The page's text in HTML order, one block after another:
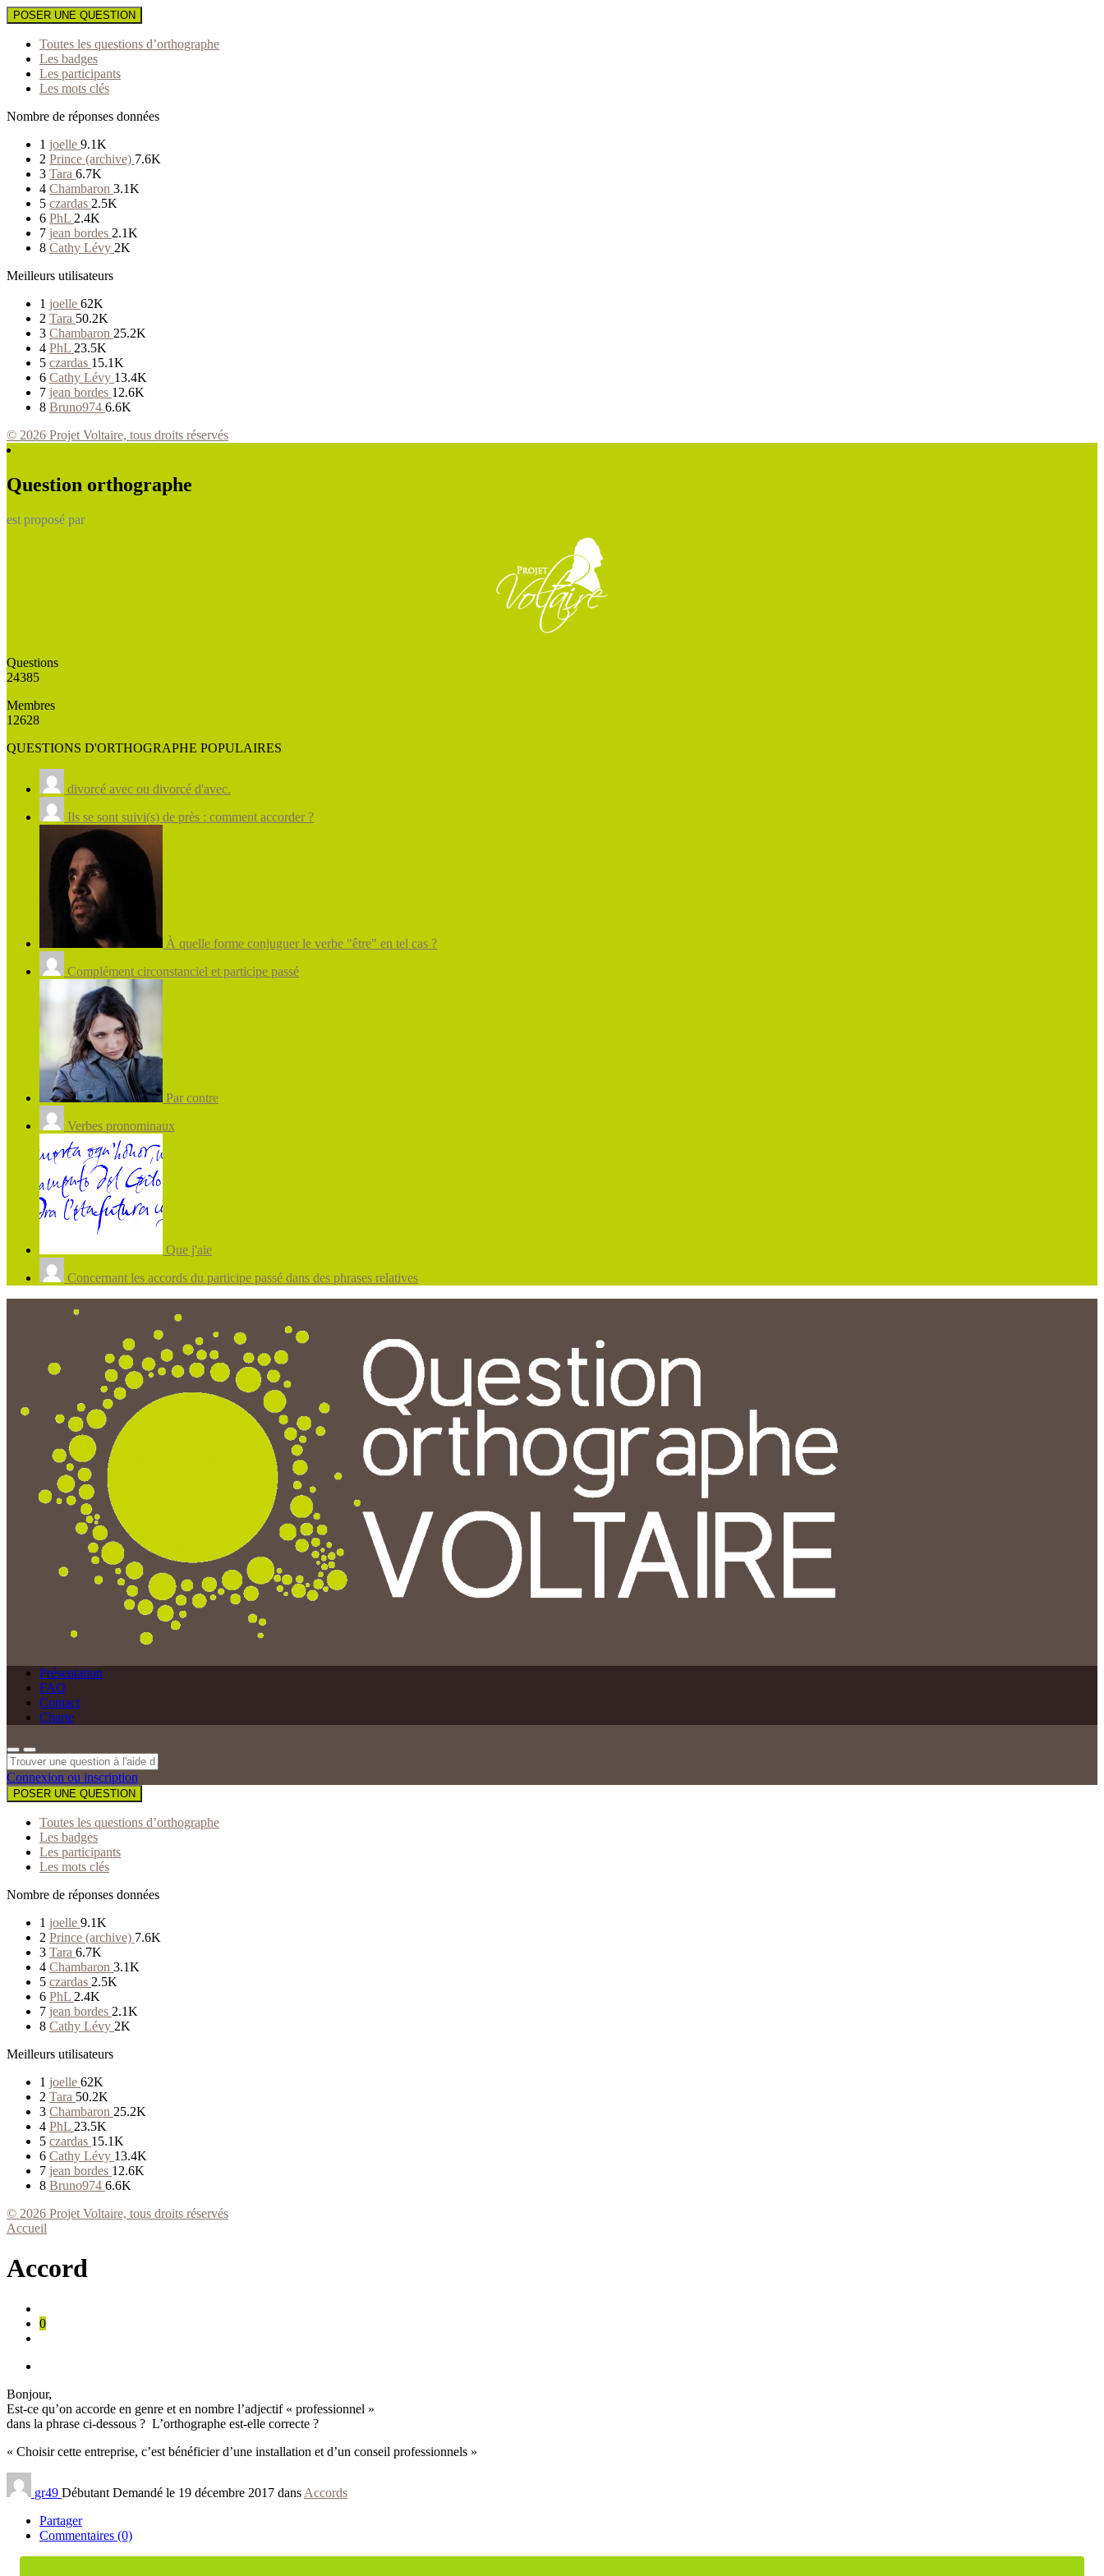
POSER UNE QUESTION
Toutes les questions d’orthographe
Les badges
Les participants
Les mots clés
Nombre de réponses données
1 joelle 9.1K
2 Prince (archive) 7.6K
3 Tara 6.7K
4 Chambaron 3.1K
5 czardas 2.5K
6 PhL 2.4K
7 jean bordes 2.1K
8 Cathy Lévy 2K
Meilleurs utilisateurs
1 joelle 62K
2 Tara 50.2K
3 Chambaron 25.2K
4 PhL 23.5K
5 czardas 15.1K
6 Cathy Lévy 13.4K
7 jean bordes 12.6K
8 Bruno974 6.6K
© 2026 Projet Voltaire, tous droits réservés
Question orthographe
est proposé par
Questions
24385
Membres
12628
QUESTIONS D'ORTHOGRAPHE POPULAIRES
divorcé avec ou divorcé d'avec.
Ils se sont suivi(s) de près : comment accorder ?
À quelle forme conjuguer le verbe "être" en tel cas ?
Complément circonstanciel et participe passé
Par contre
Verbes pronominaux
Que j'aie
Concernant les accords du participe passé dans des phrases relatives
Présentation
FAQ
Contact
Charte
Connexion ou inscription
POSER UNE QUESTION
Toutes les questions d’orthographe
Les badges
Les participants
Les mots clés
Nombre de réponses données
1 joelle 9.1K
2 Prince (archive) 7.6K
3 Tara 6.7K
4 Chambaron 3.1K
5 czardas 2.5K
6 PhL 2.4K
7 jean bordes 2.1K
8 Cathy Lévy 2K
Meilleurs utilisateurs
1 joelle 62K
2 Tara 50.2K
3 Chambaron 25.2K
4 PhL 23.5K
5 czardas 15.1K
6 Cathy Lévy 13.4K
7 jean bordes 12.6K
8 Bruno974 6.6K
© 2026 Projet Voltaire, tous droits réservés
Accueil
Accord
0
Bonjour,
Est-ce qu’on accorde en genre et en nombre l’adjectif « professionnel »
dans la phrase ci-dessous ? L’orthographe est-elle correcte ?
« Choisir cette entreprise, c’est bénéficier d’une installation et d’un conseil professionnels »
gr49 Débutant Demandé le 19 décembre 2017 dans Accords
Partager
Commentaires (0)